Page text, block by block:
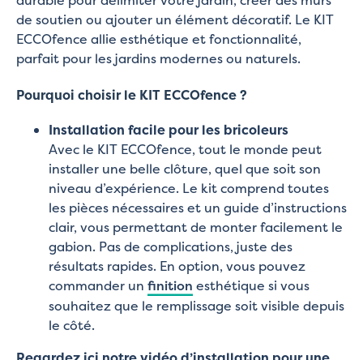
de soutien ou ajouter un élément décoratif. Le KIT
ECCOfence allie esthétique et fonctionnalité,
parfait pour les jardins modernes ou naturels.
Pourquoi choisir le KIT ECCOfence ?
Installation facile pour les bricoleurs
Avec le KIT ECCOfence, tout le monde peut
installer une belle clôture, quel que soit son
niveau d’expérience. Le kit comprend toutes
les pièces nécessaires et un guide d’instructions
clair, vous permettant de monter facilement le
gabion. Pas de complications, juste des
résultats rapides. En option, vous pouvez
commander un finition esthétique si vous
souhaitez que le remplissage soit visible depuis
le côté.